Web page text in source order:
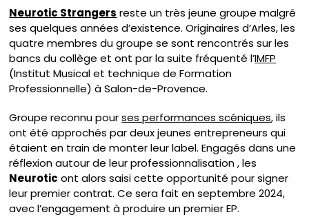
Neurotic Strangers reste un très jeune groupe malgré
ses quelques années d’existence. Originaires d’Arles, les
quatre membres du groupe se sont rencontrés sur les
bancs du collège et ont par la suite fréquenté l’IMFP
(Institut Musical et technique de Formation
Professionnelle) à Salon-de-Provence.
Groupe reconnu pourses performances scéniques, ils
ont été approchés par deux jeunes entrepreneurs qui
étaient en train de monter leur label. Engagés dans une
réflexion autour de leur professionnalisation , les
Neurotic ont alors saisi cette opportunité pour signer
leur premier contrat. Ce sera fait en septembre 2024,
avec l’engagement à produire un premier EP.